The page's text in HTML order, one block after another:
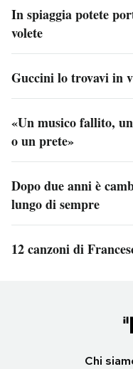
In spiaggia potete
volete
Guccini lo trovavi in
«Un musico fallito,
o un prete»
Dopo due anni è
lungo di sempre
12 canzoni di
Chi